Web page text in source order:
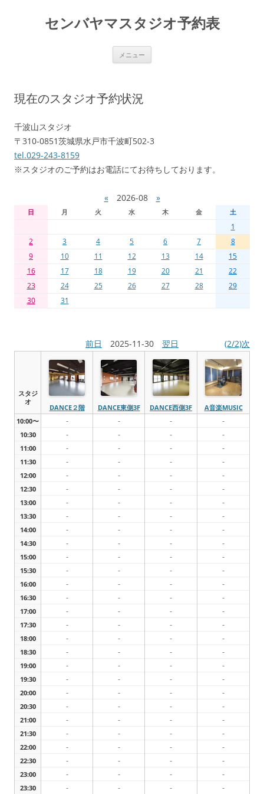
センバヤマスタジオ予約表
メニュー
現在のスタジオ予約状況
千波山スタジオ
〒310-0851茨城県水戸市千波町502-3
tel.029-243-8159
※スタジオのご予約はお電話にてお待ちしております。
« 2026-08 »
日 月 火 水 木 金 土
1
2
3 4 5 6 7
8
9
10 11 12 13 14
15
16
17 18 19 20 21
22
23
24 25 26 27 28
29
30
31
前日 2025-11-30 翌日 (2/2)次
スタジ
オ
DANCE２階 DANCE東側3F DANCE西側3F
A音楽MUSIC
10:00〜
- - - -
10:30 - - - -
11:00 - - - -
11:30 - - - -
12:00 - - - -
12:30 - - - -
13:00 - - - -
13:30 - - - -
14:00 - - - -
14:30 - - - -
15:00 - - - -
15:30 - - - -
16:00 - - - -
16:30 - - - -
17:00 - - - -
17:30 - - - -
18:00 - - - -
18:30 - - - -
19:00 - - - -
19:30 - - - -
20:00 - - - -
20:30 - - - -
21:00 - - - -
21:30 - - - -
22:00 - - - -
22:30 - - - -
23:00 - - - -
23:30 - - - -